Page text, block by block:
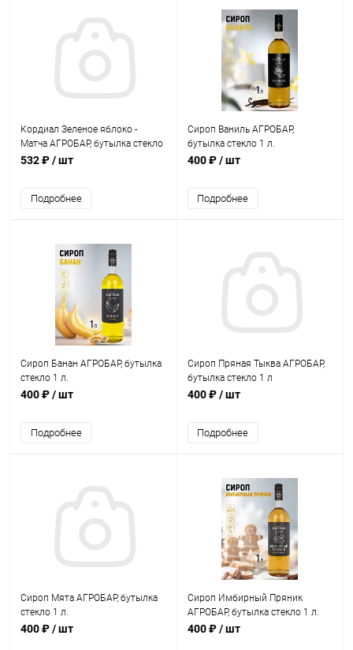
Кордиал Зеленое яблоко -
Матча АГРОБАР, бутылка стекло
1 л.
532 ₽/ шт
Подробнее
Сироп Ваниль АГРОБАР,
бутылка стекло 1 л.
400 ₽/ шт
Подробнее
Сироп Банан АГРОБАР, бутылка
стекло 1 л.
400 ₽/ шт
Подробнее
Сироп Пряная Тыква АГРОБАР,
бутылка стекло 1 л
400 ₽/ шт
Подробнее
Сироп Мята АГРОБАР, бутылка
стекло 1 л.
400 ₽/ шт
Сироп Имбирный Пряник
АГРОБАР, бутылка стекло 1 л.
400 ₽/ шт